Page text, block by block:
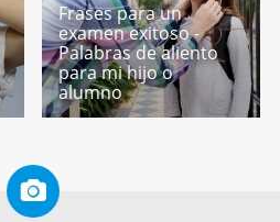
Frases para un
examen exitoso -
Palabras de aliento
para mi hijo o
alumno